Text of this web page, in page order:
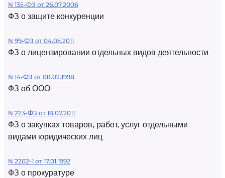
N 135-ФЗ от 26.07.2006
ФЗ о защите конкуренции
N 99-ФЗ от 04.05.2011
ФЗ о лицензировании отдельных видов деятельности
N 14-ФЗ от 08.02.1998
ФЗ об ООО
N 223-ФЗ от 18.07.2011
ФЗ о закупках товаров, работ, услуг отдельными
видами юридических лиц
N 2202-1 от 17.01.1992
ФЗ о прокуратуре